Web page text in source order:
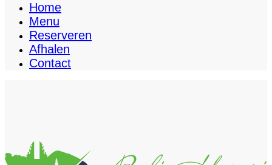
Home
Menu
Reserveren
Afhalen
Contact